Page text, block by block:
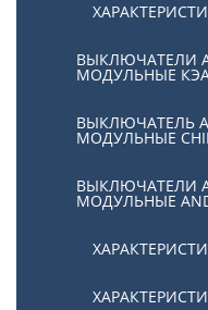
ВЫКЛЮЧАТЕЛИ
МОДУЛЬНЫЕ
ВЫКЛЮЧАТЕЛЬ
МОДУЛЬНЫЕ
ВЫКЛЮЧАТЕЛИ
МОДУЛЬНЫЕ